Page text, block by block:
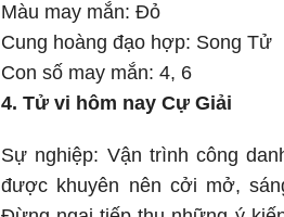
Màu may mắn: Đỏ
Cung hoàng đạo hợp: Song Tử
Con số may mắn: 4, 6
4. Tử vi hôm nay Cự Giải
Sự nghiệp: Vận trình công
được khuyên nên cởi mở,